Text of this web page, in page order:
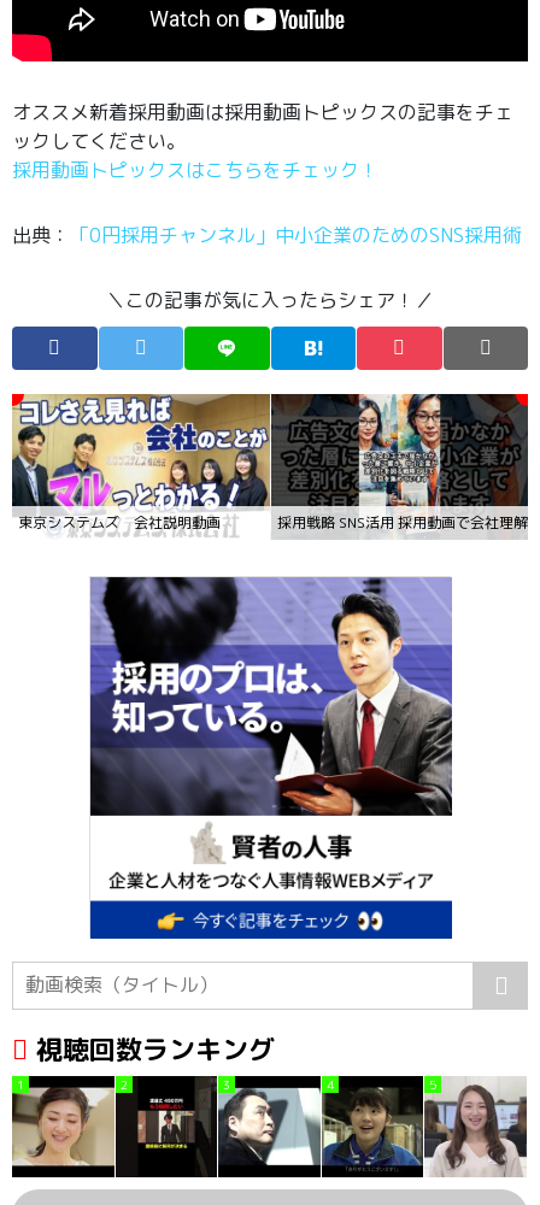
オススメ新着採用動画は採用動画トピックスの記事をチェ
ックしてください。
採用動画トピックスはこちらをチェック！
出典： 「0円採用チャンネル」中小企業のためのSNS採用術
＼この記事が気に入ったらシェア！／
採用戦略 SNS活用 採用動画で会社理
東京システムズ 会社説明動画
視聴回数ランキング
1 2 3 4 5